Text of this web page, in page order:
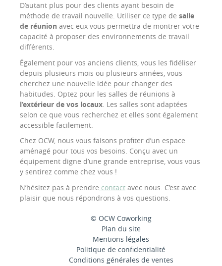
D’autant plus pour des clients ayant besoin de
méthode de travail nouvelle. Utiliser ce type de salle
de réunion avec eux vous permettra de montrer votre
capacité à proposer des environnements de travail
différents.
Également pour vos anciens clients, vous les fidéliser
depuis plusieurs mois ou plusieurs années, vous
cherchez une nouvelle idée pour changer des
habitudes. Optez pour les salles de réunions à
l’extérieur de vos locaux . Les salles sont adaptées
selon ce que vous recherchez et elles sont également
accessible facilement.
Chez OCW, nous vous faisons profiter d’un espace
aménagé pour tous vos besoins. Conçu avec un
équipement digne d’une grande entreprise, vous vous
y sentirez comme chez vous !
N’hésitez pas à prendre contact avec nous. C’est avec
plaisir que nous répondrons à vos questions.
© OCW Coworking
Plan du site
Mentions légales
Politique de confidentialité
Conditions générales de ventes